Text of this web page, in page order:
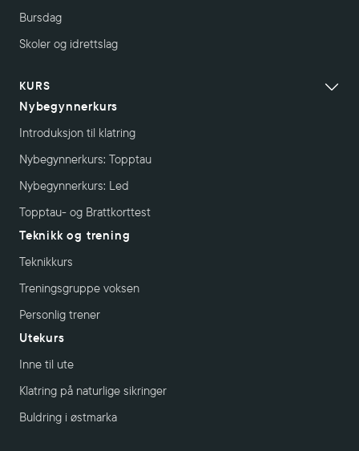
Bursdag
Skoler og idrettslag
KURS
Nybegynnerkurs
Introduksjon til klatring
Nybegynnerkurs: Topptau
Nybegynnerkurs: Led
Topptau- og Brattkorttest
Teknikk og trening
Teknikkurs
Treningsgruppe voksen
Personlig trener
Utekurs
Inne til ute
Klatring på naturlige sikringer
Buldring i østmarka